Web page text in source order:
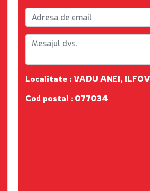
Localitate : VADU ANEI, ILFOV
Cod postal : 077034